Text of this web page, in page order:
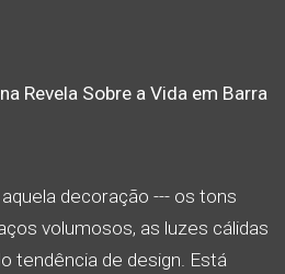
Revela Sobre a Vida em Barra
decoração --- os tons
volumosos, as luzes cálidas
tendência de design. Está